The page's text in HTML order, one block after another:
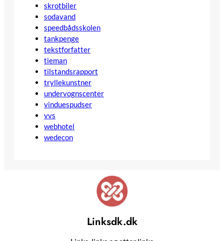
skrotbiler
sodavand
speedbådsskolen
tankpenge
tekstforfatter
tieman
tilstandsrapport
tryllekunstner
undervognscenter
vinduespudser
vvs
webhotel
wedecon
Linksdk.dk